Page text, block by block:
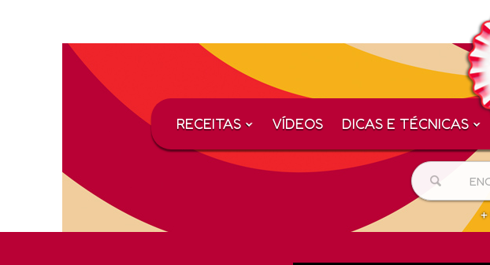
RECEITAS VÍDEOS DICAS E TÉCNICAS
+